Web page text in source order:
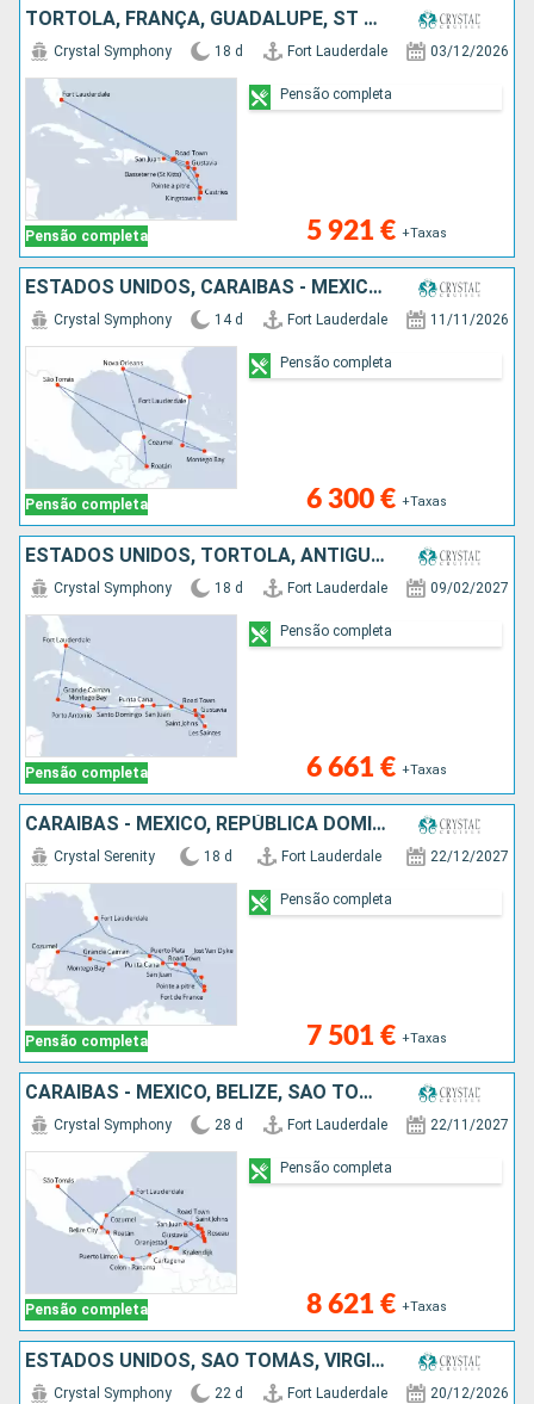
TORTOLA, FRANÇA, GUADALUPE, ST VINCENT E GRENADINES, SANTA LÚCIA, MARTINICA, PORTO RICO, JOST VAN DYKE, ANTÍGUA E BARBUDA, SÃO TOMÁS, ESTADOS UNIDOS
Pensão completa
Crystal Symphony 18 d Fort Lauderdale 03/12/2026
5 921 € +Taxas
Pensão completa
ESTADOS UNIDOS, CARAIBAS - MEXICO, HONDURAS, SÃO TOMÁS, JAMAICA, CAIMÃO (ILHAS)
Pensão completa
Crystal Symphony 14 d Fort Lauderdale 11/11/2026
6 300 € +Taxas
Pensão completa
ESTADOS UNIDOS, TORTOLA, ANTÍGUA E BARBUDA, FRANÇA, GUADALUPE, PORTO RICO, REPÚBLICA DOMINICANA, JAMAICA, CAIMÃO (ILHAS)
Pensão completa
Crystal Symphony 18 d Fort Lauderdale 09/02/2027
6 661 € +Taxas
Pensão completa
CARAIBAS - MEXICO, REPÚBLICA DOMINICANA, ESTADOS UNIDOS, SANTA LÚCIA, CAIMÃO (ILHAS), JAMAICA, MARTINICA, PORTO RICO, GUADALUPE, JOST VAN DYKE, TORTOLA
Pensão completa
Crystal Serenity 18 d Fort Lauderdale 22/12/2027
7 501 € +Taxas
Pensão completa
CARAIBAS - MEXICO, BELIZE, SÃO TOMÁS, HONDURAS, COSTA RICA, PANAMA, COLÔMBIA, ARUBA, BONAIRE, GUADALUPE, SANTA LÚCIA, PORTO RICO, MARTINICA, DOMINICA, ANTÍGUA E BARBUDA, FRANÇA, TORTOLA, ESTADOS UNIDO
Pensão completa
Crystal Symphony 28 d Fort Lauderdale 22/11/2027
8 621 € +Taxas
Pensão completa
ESTADOS UNIDOS, SÃO TOMÁS, VIRGIN GORDA, ANTÍGUA E BARBUDA, PORTO RICO, REPÚBLICA DOMINICANA, CARAIBAS - MEXICO, BELIZE, HONDURAS, CAIMÃO (ILHAS), JAMAICA, BAHAMAS
Crystal Symphony 22 d Fort Lauderdale 20/12/2026